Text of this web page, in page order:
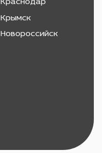
Краснодар
Крымск
Новороссийск